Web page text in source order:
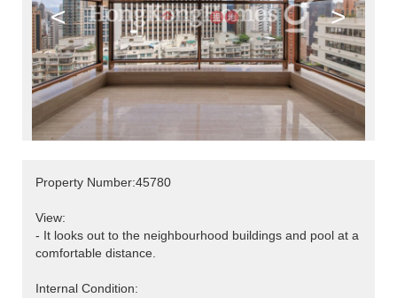
< >
Property Number:45780
View:
- It looks out to the neighbourhood buildings and pool at a
comfortable distance.
Internal Condition: